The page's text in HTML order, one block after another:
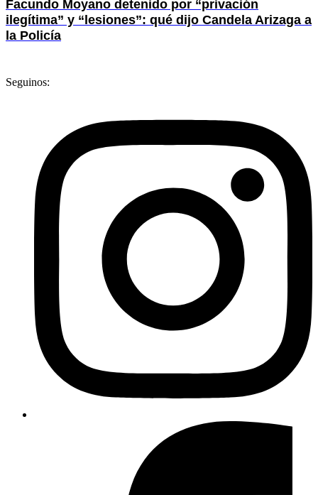
Facundo Moyano detenido por “privación
ilegítima” y “lesiones”: qué dijo Candela Arizaga a
la Policía
Seguinos: